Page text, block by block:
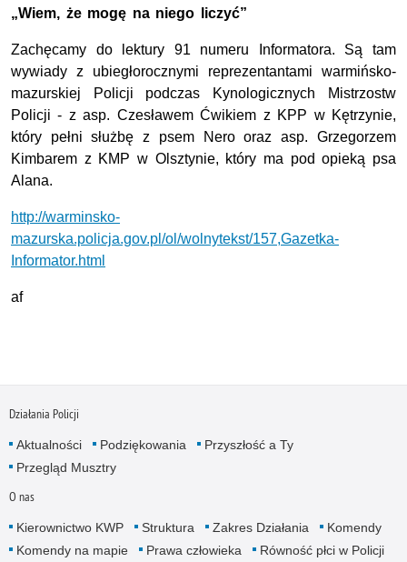
„Wiem, że mogę na niego liczyć”
Zachęcamy do lektury 91 numeru Informatora. Są tam
wywiady z ubiegłorocznymi reprezentantami warmińsko-
mazurskiej Policji podczas Kynologicznych Mistrzostw
Policji - z asp. Czesławem Ćwikiem z KPP w Kętrzynie,
który pełni służbę z psem Nero oraz asp. Grzegorzem
Kimbarem z KMP w Olsztynie, który ma pod opieką psa
Alana.
http://warminsko-
mazurska.policja.gov.pl/ol/wolnytekst/157,Gazetka-
Informator.html
af
Działania Policji
Aktualności Podziękowania
Przyszłość a Ty
Przegląd Musztry
O nas
Kierownictwo KWP Struktura Zakres Działania
Komendy
Komendy na mapie
Prawa człowieka Równość płci w Policji